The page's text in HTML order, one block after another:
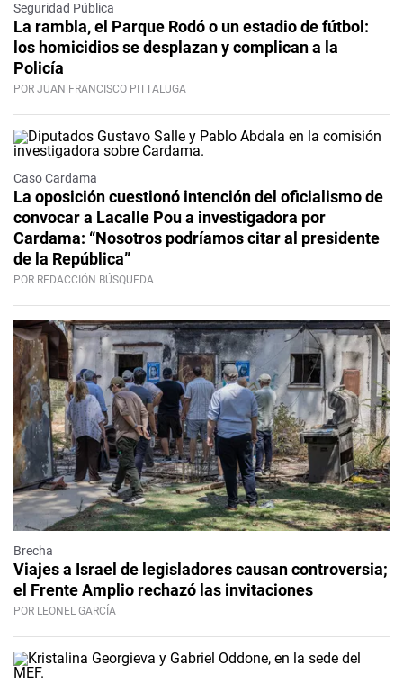
Seguridad Pública
La rambla, el Parque Rodó o un estadio de fútbol:
los homicidios se desplazan y complican a la
Policía
POR JUAN FRANCISCO PITTALUGA
Caso Cardama
La oposición cuestionó intención del oficialismo de
convocar a Lacalle Pou a investigadora por
Cardama: “Nosotros podríamos citar al presidente
de la República”
POR REDACCIÓN BÚSQUEDA
Brecha
Viajes a Israel de legisladores causan controversia;
el Frente Amplio rechazó las invitaciones
POR LEONEL GARCÍA